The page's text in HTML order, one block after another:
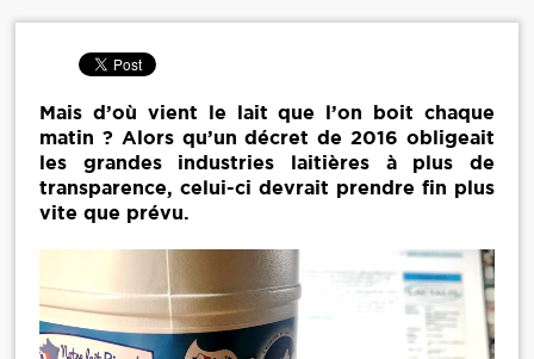
Mais d’où vient le lait que l’on boit chaque
matin ? Alors qu’un décret de 2016 obligeait
les grandes industries laitières à plus de
transparence, celui-ci devrait prendre fin plus
vite que prévu.